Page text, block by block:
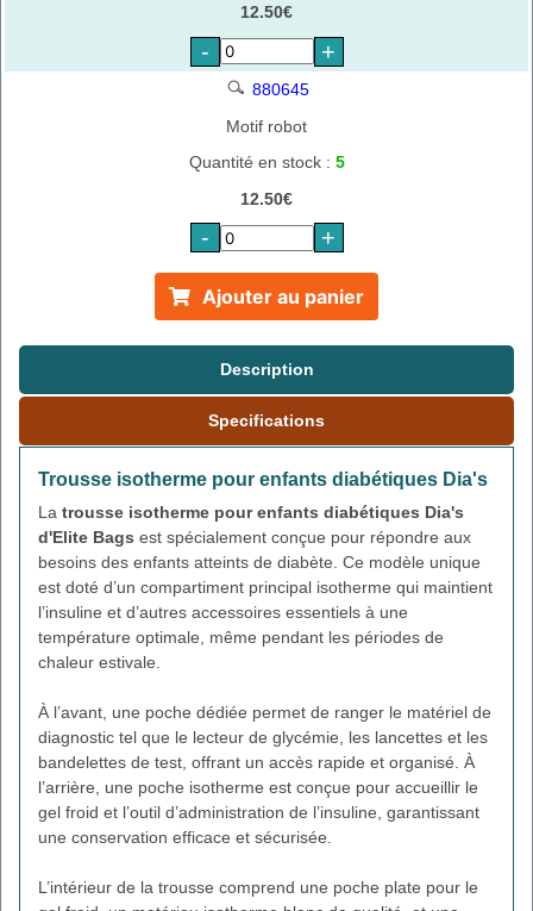
12.50€
- +
880645
Motif robot
Quantité en stock : 5
12.50€
- +
Ajouter au panier
Description
Specifications
Trousse isotherme pour enfants diabétiques Dia's
La trousse isotherme pour enfants diabétiques Dia's
d'Elite Bags est spécialement conçue pour répondre aux
besoins des enfants atteints de diabète. Ce modèle unique
est doté d’un compartiment principal isotherme qui maintient
l’insuline et d’autres accessoires essentiels à une
température optimale, même pendant les périodes de
chaleur estivale.
À l’avant, une poche dédiée permet de ranger le matériel de
diagnostic tel que le lecteur de glycémie, les lancettes et les
bandelettes de test, offrant un accès rapide et organisé. À
l’arrière, une poche isotherme est conçue pour accueillir le
gel froid et l’outil d’administration de l’insuline, garantissant
une conservation efficace et sécurisée.
L’intérieur de la trousse comprend une poche plate pour le